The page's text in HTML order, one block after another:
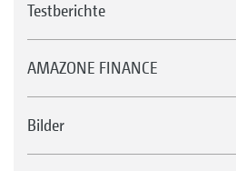
Testberichte
AMAZONE FINANCE
Bilder